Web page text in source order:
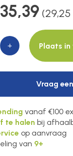
(29,25
+ Plaats
Vraag
vanaf €100
te halen bij
op aanvraag
van 9+